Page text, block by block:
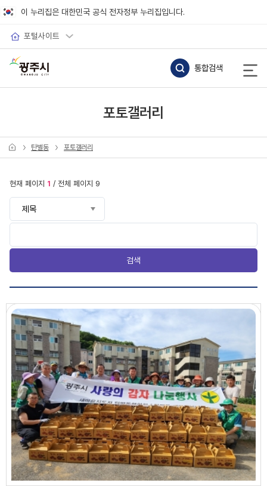
이 누리집은 대한민국 공식 전자정부 누리집입니다.
포털사이트
통합검색
포토갤러리
탄벌동 포토갤러리
현재 페이지 1 / 전체 페이지 9